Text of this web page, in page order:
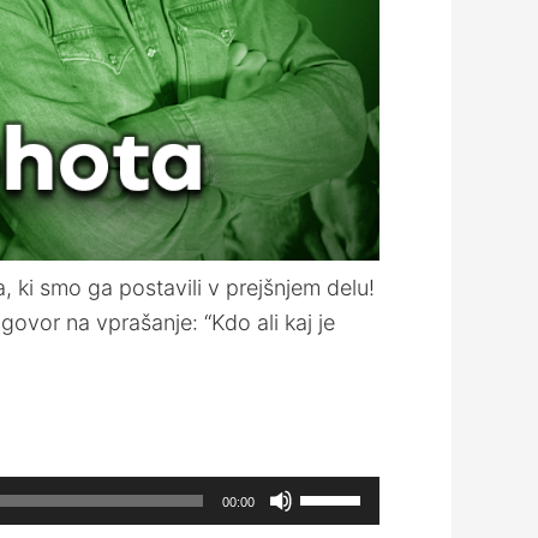
ki smo ga postavili v prejšnjem delu!
na vprašanje: “Kdo ali kaj je
00:00
Use
Up/Down